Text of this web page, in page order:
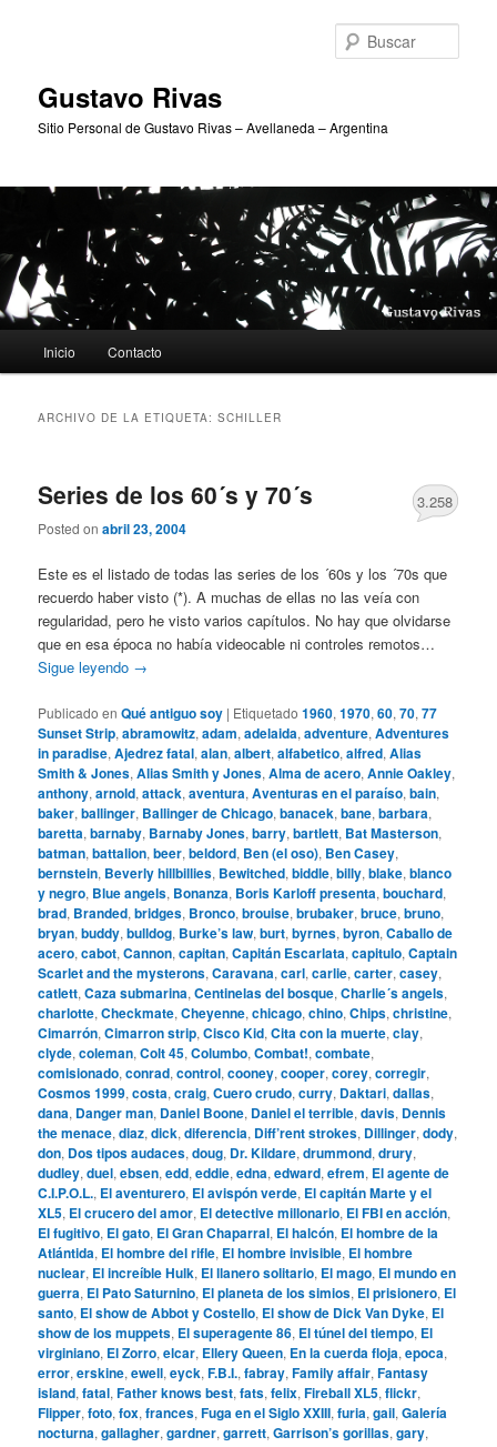
Gustavo Rivas
Sitio Personal de Gustavo Rivas – Avellaneda – Argentina
principal
Inicio Contacto
ARCHIVO DE LA ETIQUETA:SCHILLER
Series de los 60´s y 70´s
Posted onabril 23, 2004
3.258
Este es el listado de todas las series de los ´60s y los ´70s que
recuerdo haber visto (*). A muchas de ellas no las veía con
regularidad, pero he visto varios capítulos. No hay que olvidarse
que en esa época no había videocable ni controles remotos…
Sigue leyendo →
Publicado en Qué antiguo soy | Etiquetado 1960,1970,60,70,77
Sunset Strip,abramowitz,adam,adelaida,adventure,Adventures
in paradise,Ajedrez fatal,alan,albert,alfabetico,alfred,Alias
Smith & Jones,Alias Smith y Jones,Alma de acero,Annie Oakley,
anthony,arnold,attack,aventura,Aventuras en el paraíso,bain,
baker,ballinger, Ballinger de Chicago,banacek,bane,barbara,
baretta,barnaby, Barnaby Jones,barry,bartlett, Bat Masterson,
batman,battalion,beer,beldord, Ben (el oso), Ben Casey,
bernstein, Beverly hillbillies, Bewitched,biddle,billy,blake,blanco
y negro, Blue angels, Bonanza, Boris Karloff presenta,bouchard,
brad, Branded,bridges, Bronco,brouise,brubaker,bruce,bruno,
bryan,buddy,bulldog, Burke’s law,burt,byrnes,byron,Caballo de
acero,cabot,Cannon,capitan,Capitán Escarlata,capitulo,Captain
Scarlet and the mysterons,Caravana,carl,carlie,carter,casey,
catlett,Caza submarina,Centinelas del bosque,Charlie´s angels,
charlotte,Checkmate,Cheyenne,chicago,chino,Chips,christine,
Cimarrón,Cimarron strip,Cisco Kid,Cita con la muerte,clay,
clyde,coleman,Colt 45,Columbo,Combat!,combate,
comisionado,conrad,control,cooney,cooper,corey,corregir,
Cosmos 1999,costa,craig,Cuero crudo,curry, Daktari,dallas,
dana, Danger man, Daniel Boone, Daniel el terrible,davis, Dennis
the menace,diaz,dick,diferencia, Diff’rent strokes, Dillinger,dody,
don, Dos tipos audaces,doug, Dr. Kildare,drummond,drury,
dudley,duel,ebsen,edd,eddie,edna,edward,efrem, El agente de
C.I.P.O.L., El aventurero, El avispón verde, El capitán Marte y el
XL5, El crucero del amor, El detective millonario, El FBI en acción,
El fugitivo, El gato, El Gran Chaparral, El halcón, El hombre de la
Atlántida, El hombre del rifle, El hombre invisible, El hombre
nuclear, El increíble Hulk, El llanero solitario, El mago, El mundo en
guerra, El Pato Saturnino, El planeta de los simios, El prisionero, El
santo, El show de Abbot y Costello, El show de Dick Van Dyke, El
show de los muppets, El superagente 86, El túnel del tiempo, El
virginiano, El Zorro,elcar, Ellery Queen, En la cuerda floja,epoca,
error,erskine,ewell,eyck,F.B.I.,fabray,Family affair,Fantasy
island,fatal,Father knows best,fats,felix,Fireball XL5,flickr,
Flipper,foto,fox,frances,Fuga en el Siglo XXIII,furia,gail,Galería
nocturna,gallagher,gardner,garrett,Garrison’s gorillas,gary,